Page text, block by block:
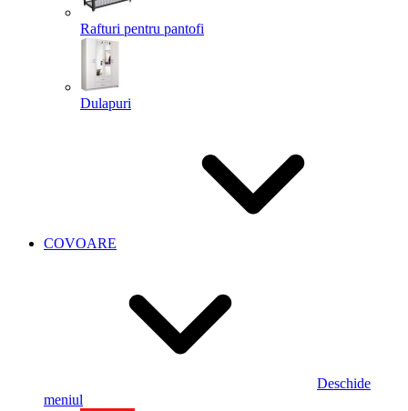
Rafturi pentru pantofi
Dulapuri
COVOARE
Deschide
meniul